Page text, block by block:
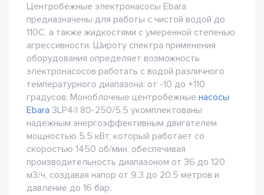
Центробежные электронасосы Ebara
предназначены для работы с чистой водой до
110С, а также жидкостями с умеренной степенью
агрессивности. Широту спектра применения
оборудования определяет возможность
электронасосов работать с водой различного
температурного диапазона: от -10 до +110
градусов. Моноблочные центробежные насосы
Ebara 3LP4/I 80-250/5,5 укомплектованы
надежным энергоэффективным двигателем
мощностью 5.5 кВт, который работает со
скоростью 1450 об/мин, обеспечивая
производительность диапазоном от 36 до 120
м3/ч, создавая напор от 9.3 до 20.5 метров и
давление до 16 бар.